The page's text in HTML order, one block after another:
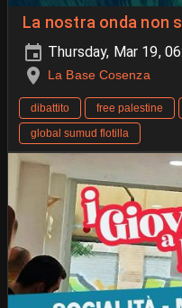
La nostra onda non
Thursday, Mar 19,
La Base Cosenza
dibattito free palestine
global sumud flotilla